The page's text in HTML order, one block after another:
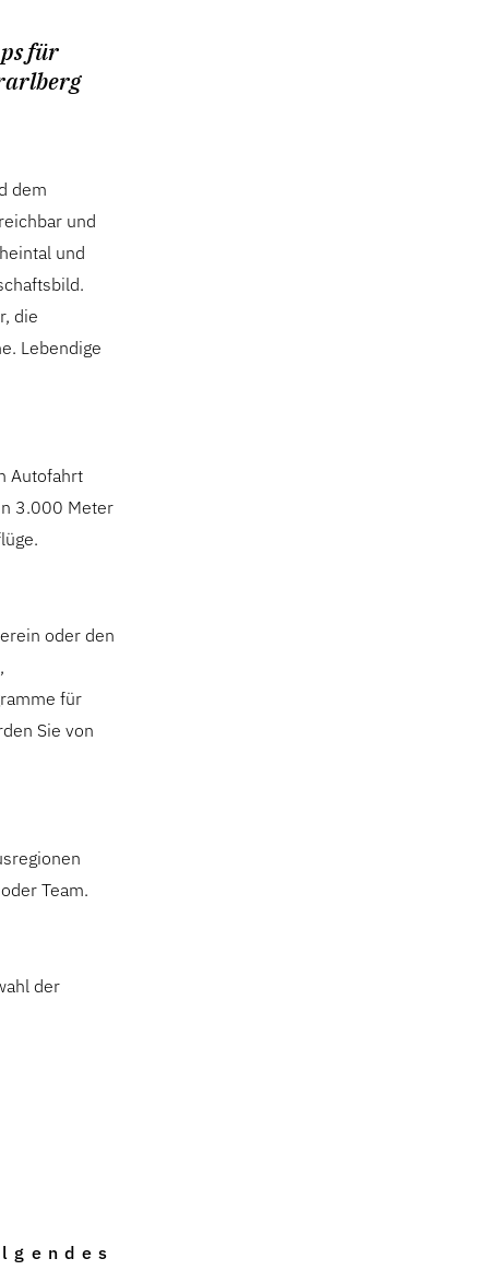
für
dem
und
und
die
Lebendige
Autofahrt
3.000 Meter
oder den
für
Sie von
Team.
der